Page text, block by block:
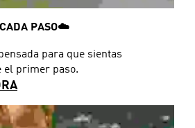
PASO☁️
para que sientas
el primer paso.